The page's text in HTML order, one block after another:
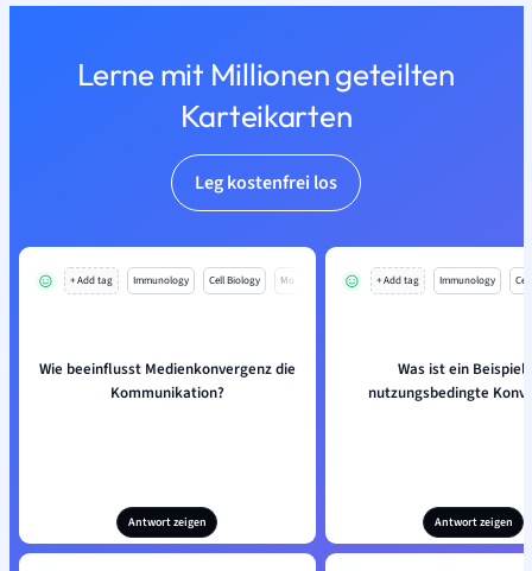
Lerne mit Millionen geteilten
Karteikarten
Leg kostenfrei los
+ Add tag Immunology Cell Biology Mo
Wie beeinflusst Medienkonvergenz die
Kommunikation?
Antwort zeigen
+ Add tag Immunology
Was ist ein Beispiel
nutzungsbedingte
Antwort zeigen